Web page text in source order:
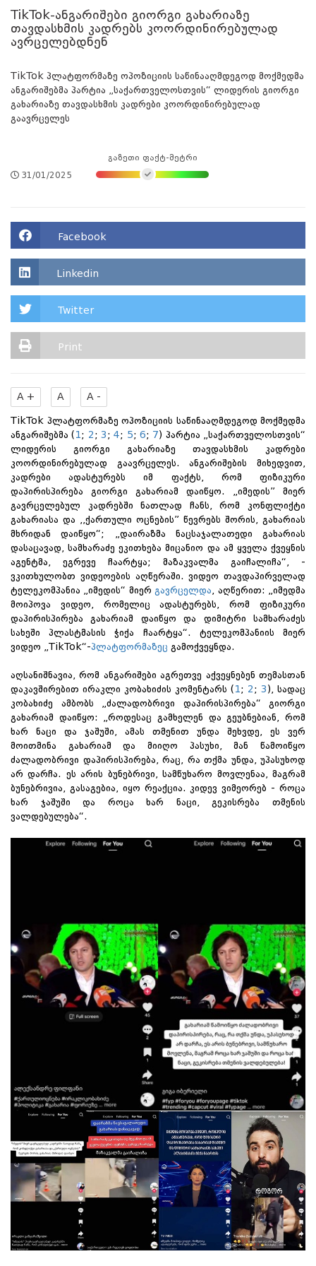
TikTok-ანგარიშები გიორგი გახარიაზე
თავდასხმის კადრებს კოორდინირებულად
ავრცელებდნენ
TikTok პლატფორმაზე ოპოზიციის საწინააღმდეგოდ მოქმედმა
ანგარიშებმა პარტია „საქართველოსთვის“ ლიდერის გიორგი
გახარიაზე თავდასხმის კადრები კოორდინირებულად
გაავრცელეს
31/01/2025
გაზეთი ფაქტ-მეტრი
Facebook
Linkedin
Twitter
Print
A + A A -
TikTok პლატფორმაზე ოპოზიციის საწინააღმდეგოდ მოქმედმა
ანგარიშებმა ( 1; 2 ;3 ;4; 5;6; 7) პარტია „საქართველოსთვის“
ლიდერის გიორგი გახარიაზე თავდასხმის კადრები
კოორდინირებულად გაავრცელეს. ანგარიშების მიხედვით,
კადრები ადასტურებს იმ ფაქტს, რომ ფიზიკური
დაპირისპირება გიორგი გახარიამ დაიწყო. „იმედის” მიერ
გავრცელებულ კადრებში ნათლად ჩანს, რომ კონფლიქტი
გახარიასა და ,,ქართული ოცნების” წევრებს შორის, გახარიას
მხრიდან დაიწყო“; „დაირაზმა ნაცსაჯალათედი გახარიას
დასაცავად, სამხარაძე ეკითხება მიცანიო და ამ ყველა ქვეყნის
აგენტმა, ეგრევე ჩაარტყა; მაზაკვალმა გაიჩალიჩა“, -
ვკითხულობთ ვიდეოების აღწერაში. ვიდეო თავდაპირველად
ტელეკომპანია „იმედის“ მიერ გავრცელდა , აღწერით: „იმედმა
მოიპოვა ვიდეო, რომელიც ადასტურებს, რომ ფიზიკური
დაპირისპირება გახარიამ დაიწყო და დიმიტრი სამხარაძეს
სახეში პლასტმასის ჭიქა ჩაარტყა“. ტელეკომპანიის მიერ
ვიდეო „TikTok“-პლატფორმაზეც გამოქვეყნდა.
აღსანიშნავია, რომ ანგარიშები აგრეთვე აქვეყნებენ თემასთან
დაკავშირებით ირაკლი კობახიძის კომენტარს ( 1; 2 ; 3 ), სადაც
კობახიძე ამბობს „ძალადობრივი დაპირისპირება“ გიორგი
გახარიამ დაიწყო: „როდესაც გამხელენ და გეუბნებიან, რომ
ხარ ნაცი და ჯაშუში, ამას თმენით უნდა შეხვდე, ეს ვერ
მოითმინა გახარიამ და მიიღო პასუხი, მან წამოიწყო
ძალადობრივი დაპირისპირება, რაც, რა თქმა უნდა, უპასუხოდ
არ დარჩა. ეს არის ბუნებრივი, სამწუხარო მოვლენაა, მაგრამ
ბუნებრივია, გასაგებია, იყო რეაქცია. კიდევ ვიმეორებ - როცა
ხარ ჯაშუში და როცა ხარ ნაცი, გეკისრება თმენის
ვალდებულება“.